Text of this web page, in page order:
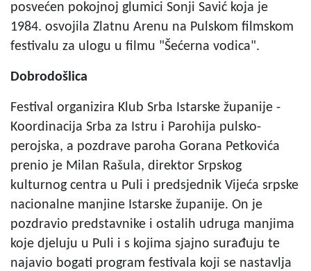
posvećen pokojnoj glumici Sonji Savić koja je
1984. osvojila Zlatnu Arenu na Pulskom filmskom
festivalu za ulogu u filmu "Šećerna vodica".
Dobrodošlica
Festival organizira Klub Srba Istarske županije -
Koordinacija Srba za Istru i Parohija pulsko-
perojska, a pozdrave paroha Gorana Petkovića
prenio je Milan Rašula, direktor Srpskog
kulturnog centra u Puli i predsjednik Vijeća srpske
nacionalne manjine Istarske županije. On je
pozdravio predstavnike i ostalih udruga manjima
koje djeluju u Puli i s kojima sjajno surađuju te
najavio bogati program festivala koji se nastavlja